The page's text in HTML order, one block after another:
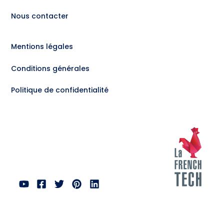
Nous contacter
Mentions légales
Conditions générales
Politique de confidentialité